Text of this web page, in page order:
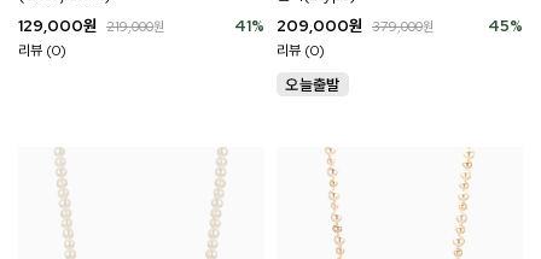
41%
129,000원 219,000원
리뷰 (0)
45%
209,000원 379,000원
리뷰 (0)